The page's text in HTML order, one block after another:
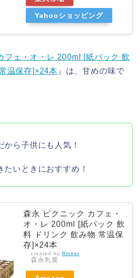
Yahooショッピング
フェ・オ・レ 200ml [紙パック 飲
温保存]×24本 』は、甘めの味で
から子供にも人気！
たいときにおすすめ！
森永 ピクニック カフェ・
オ・レ 200ml [紙パック 飲
料 ドリンク 飲み物 常温保
存]×24本
created by Rinker
森永乳業